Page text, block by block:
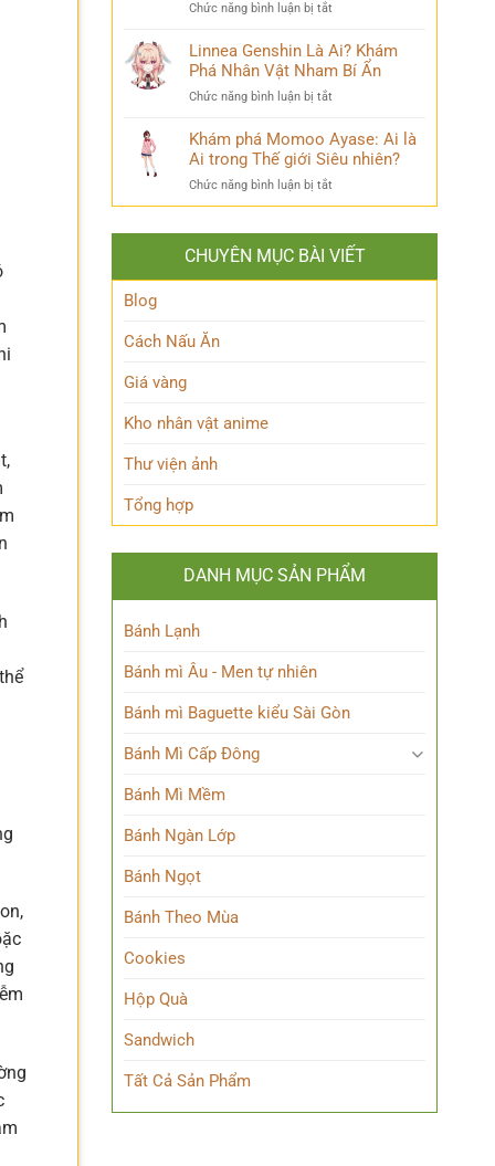
Số
Bi
Thương
Lộ
Tần
Tật
Kẻ
Diện
Huyền
Chức năng bình luận bị tắt
Kiyotaka
Hé
thiên
tài
Lớp
Học
Linnea Genshin Là Ai? Khám
Phá Nhân Vật Nham Bí Ẩn
Chức năng bình luận bị tắt
Genshin
Là
Khám
Phá
Vật
Nham
Bí
Khám phá Momoo Ayase: Ai là
Ai trong Thế giới Siêu nhiên?
Chức năng bình luận bị tắt
Khám
Ayase:
Ai
CHUYÊN MỤC BÀI VIẾT
Blog
Cách Nấu Ăn
Giá vàng
Kho nhân vật anime
Thư viện ảnh
Tổng hợp
DANH MỤC SẢN PHẨM
Bánh Lạnh
Bánh mì Âu - Men tự nhiên
Bánh mì Baguette kiểu Sài Gòn
Bánh Mì Cấp Đông
Bánh Mì Mềm
Bánh Ngàn Lớp
Bánh Ngọt
Bánh Theo Mùa
Cookies
Hộp Quà
Sandwich
Tất Cả Sản Phẩm